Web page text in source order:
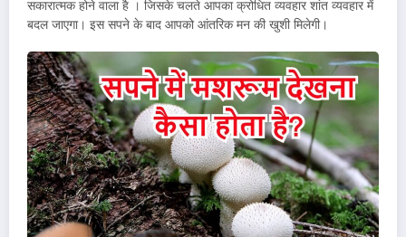
सकारात्मक होने वाला है । जिसके चलते आपका क्रोधित व्यवहार शांत व्यवहार में
बदल जाएगा। इस सपने के बाद आपको आंतरिक मन की खुशी मिलेगी।